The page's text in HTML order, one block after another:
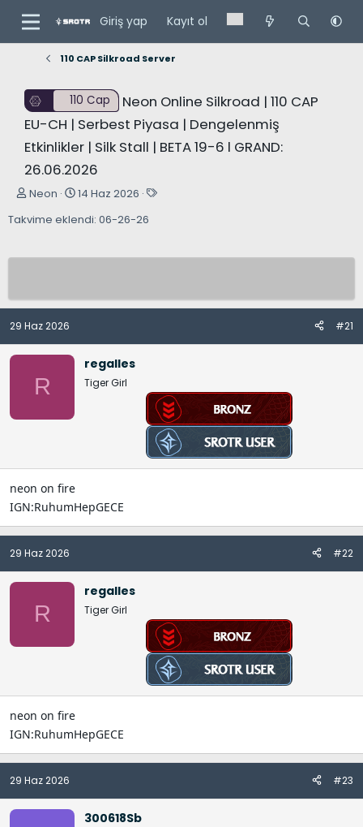
Giriş yap Kayıt ol
110 CAP Silkroad Server
110 Cap
Neon Online Silkroad | 110 CAP
EU-CH | Serbest Piyasa | Dengelenmiş
Etkinlikler | Silk Stall | BETA 19-6 l GRAND:
26.06.2026
K
n
B
l
n
Neon
B
ş
g
14 Haz 2026
E
l
Takvime eklendi: 06-26-26
29 Haz 2026 #21
R
regalles
Tiger Girl
neon on fire
IGN:RuhumHepGECE
29 Haz 2026 #22
R
regalles
Tiger Girl
neon on fire
IGN:RuhumHepGECE
29 Haz 2026 #23
300618Sb